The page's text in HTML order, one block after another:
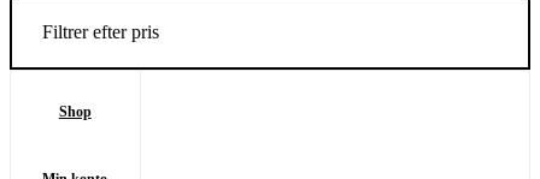
Filtrer efter pris
Shop